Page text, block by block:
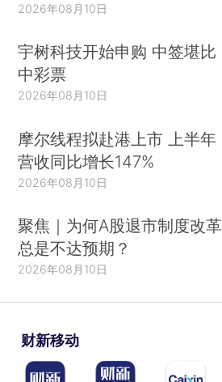
2026年08月10日
宇树科技开始申购 中签堪比
中彩票
2026年08月10日
摩尔线程拟赴港上市 上半年
营收同比增长147%
2026年08月10日
聚焦｜为何A股退市制度改革
总是不达预期？
2026年08月10日
财新移动